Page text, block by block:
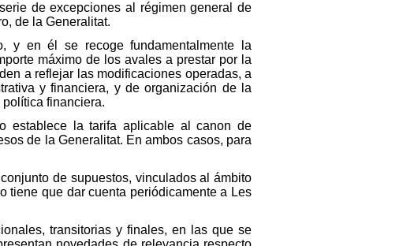
de excepciones al régimen general de
de la Generalitat.
y en él se recoge fundamentalmente la
máximo de los avales a prestar por la
a reflejar las modificaciones operadas, a
y financiera, y de organización de la
financiera.
establece la tarifa aplicable al canon de
de la Generalitat. En ambos casos, para
de supuestos, vinculados al ámbito
tiene que dar cuenta periódicamente a Les
transitorias y finales, en las que se